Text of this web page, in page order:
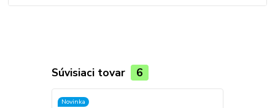
Súvisiaci tovar 6
Novinka